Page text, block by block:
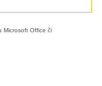
Microsoft Office či